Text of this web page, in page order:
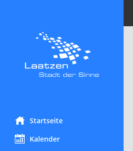
Startseite
Kalender